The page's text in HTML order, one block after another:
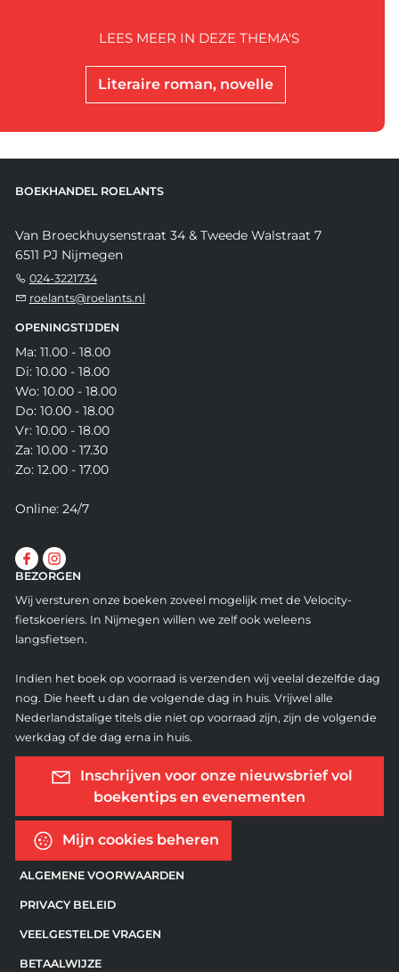
Literaire roman, novelle
LEES MEER IN DEZE THEMA'S
BOEKHANDEL ROELANTS
Van Broeckhuysenstraat 34 & Tweede Walstraat 7
6511 PJ Nijmegen
024-3221734
roelants@roelants.nl
OPENINGSTIJDEN
Ma: 11.00 - 18.00
Di: 10.00 - 18.00
Wo: 10.00 - 18.00
Do: 10.00 - 18.00
Vr: 10.00 - 18.00
Za: 10.00 - 17.30
Zo: 12.00 - 17.00
Online: 24/7
BEZORGEN
Wij versturen onze boeken zoveel mogelijk met de Velocity-
fietskoeriers. In Nijmegen willen we zelf ook weleens
langsfietsen.
Indien het boek op voorraad is verzenden wij veelal dezelfde dag
nog. Die heeft u dan de volgende dag in huis. Vrijwel alle
Nederlandstalige titels die niet op voorraad zijn, zijn de volgende
werkdag of de dag erna in huis.
Inschrijven voor onze nieuwsbrief vol
boekentips en evenementen
Mijn cookies beheren
ALGEMENE VOORWAARDEN
PRIVACY BELEID
VEELGESTELDE VRAGEN
BETAALWIJZE